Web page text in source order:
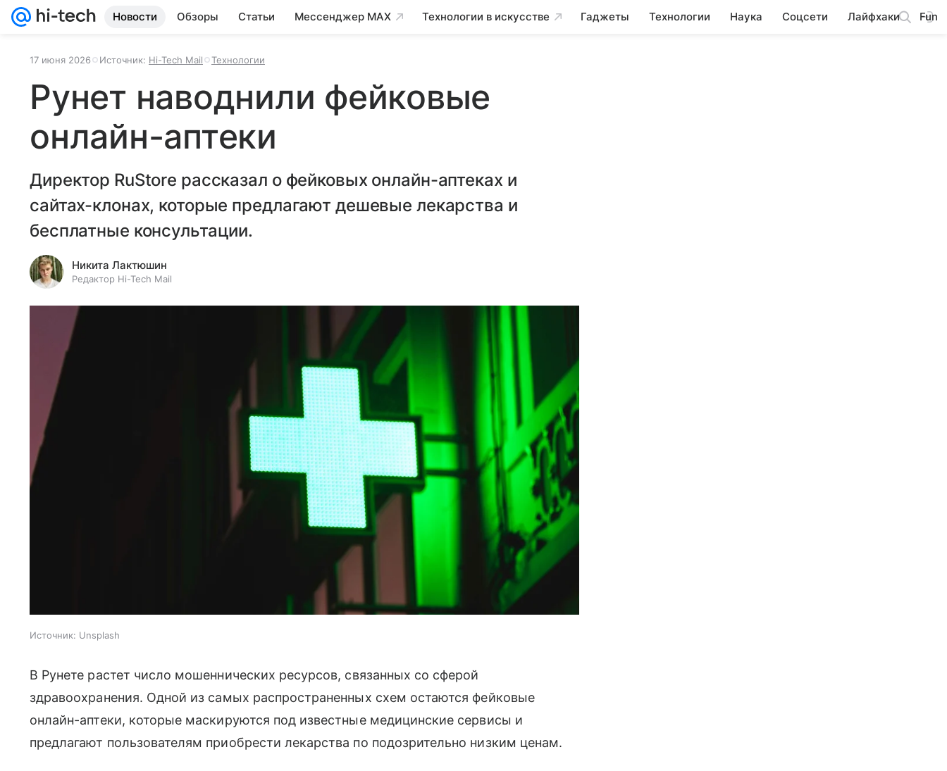
Новости Обзоры Статьи Мессенджер MAX Технологии в искусстве Гаджеты Технологии Наука Соцсети Лайфхаки Fun
17 июня 2026 Источник: Hi-Tech Mail Технологии
Рунет наводнили фейковые
онлайн-аптеки
Директор RuStore рассказал о фейковых онлайн-аптеках и
сайтах-клонах, которые предлагают дешевые лекарства и
бесплатные консультации.
Никита Лактюшин
Редактор Hi-Tech Mail
Источник: Unsplash
В Рунете растет число мошеннических ресурсов, связанных со сферой
здравоохранения. Одной из самых распространенных схем остаются фейковые
онлайн-аптеки, которые маскируются под известные медицинские сервисы и
предлагают пользователям приобрести лекарства по подозрительно низким ценам.